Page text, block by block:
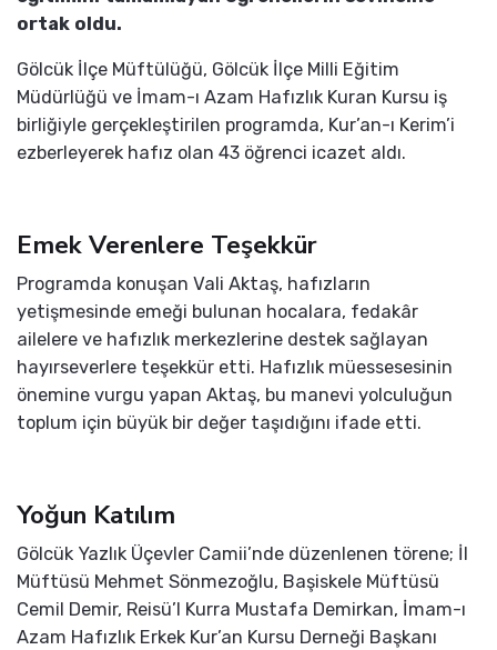
ortak oldu.
Gölcük İlçe Müftülüğü, Gölcük İlçe Milli Eğitim
Müdürlüğü ve İmam-ı Azam Hafızlık Kuran Kursu iş
birliğiyle gerçekleştirilen programda, Kur’an-ı Kerim’i
ezberleyerek hafız olan 43 öğrenci icazet aldı.
Emek Verenlere Teşekkür
Programda konuşan Vali Aktaş, hafızların
yetişmesinde emeği bulunan hocalara, fedakâr
ailelere ve hafızlık merkezlerine destek sağlayan
hayırseverlere teşekkür etti. Hafızlık müessesesinin
önemine vurgu yapan Aktaş, bu manevi yolculuğun
toplum için büyük bir değer taşıdığını ifade etti.
Yoğun Katılım
Gölcük Yazlık Üçevler Camii’nde düzenlenen törene; İl
Müftüsü Mehmet Sönmezoğlu, Başiskele Müftüsü
Cemil Demir, Reisü’l Kurra Mustafa Demirkan, İmam-ı
Azam Hafızlık Erkek Kur’an Kursu Derneği Başkanı